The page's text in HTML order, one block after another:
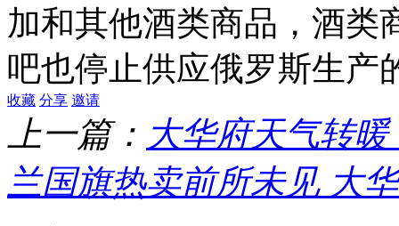
加和其他酒类商品，酒类
吧也停止供应俄罗斯生产
收藏 分享 邀请
上一篇： 大华府天气转
兰国旗热卖前所未见 大